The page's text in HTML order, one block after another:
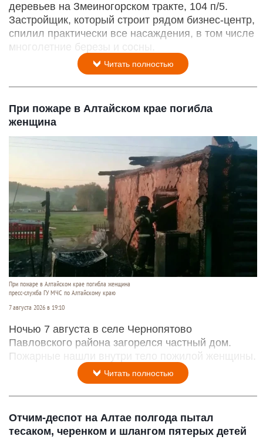
деревьев на Змеиногорском тракте, 104 п/5.
Застройщик, который строит рядом бизнес-центр,
спилил практически все насаждения, в том числе
многолетние березы и сосны.
Читать полностью
При пожаре в Алтайском крае погибла
женщина
При пожаре в Алтайском крае погибла женщина
пресс-служба ГУ МЧС по Алтайскому краю
7 августа 2026 в 19:10
Ночью 7 августа в селе Чернопятово
Павловского района загорелся частный дом.
Пожарные нашли внутри тело пожилой женщины.
Читать полностью
Отчим-деспот на Алтае полгода пытал
тесаком, черенком и шлангом пятерых детей